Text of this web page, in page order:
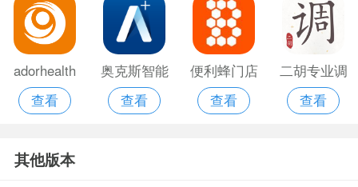
adorhealth
智能表盘
查看
奥克斯智能
空调遥控器
查看
便利蜂门店
app
查看
二胡专业调
音器app
查看
其他版本